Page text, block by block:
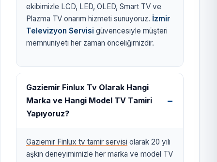
ekibimizle LCD, LED, OLED, Smart TV ve
Plazma TV onarım hizmeti sunuyoruz. İzmir
Televizyon Servisi güvencesiyle müşteri
memnuniyeti her zaman önceliğimizdir.
Gaziemir Finlux Tv Olarak Hangi
Marka ve Hangi Model TV Tamiri
Yapıyoruz?
Gaziemir Finlux tv tamir servisi olarak 20 yılı
aşkın deneyimimizle her marka ve model TV